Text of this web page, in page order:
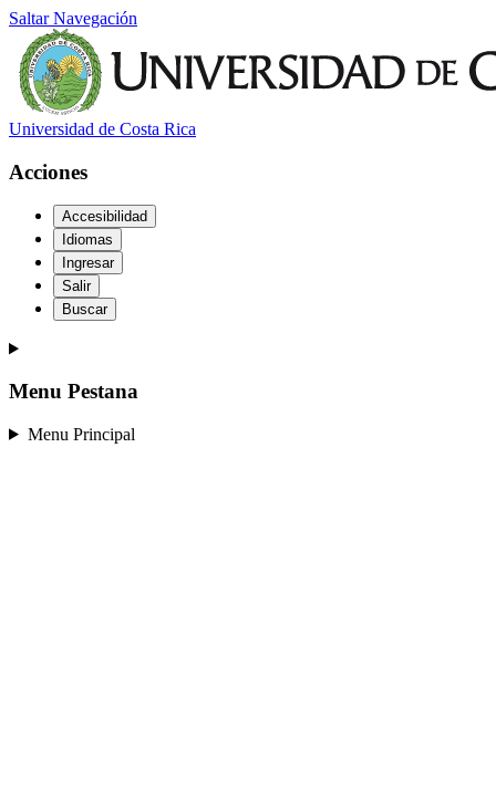
Saltar Navegación
Universidad de Costa Rica
Acciones
Accesibilidad
Idiomas
Ingresar
Salir
Buscar
Menu Pestana
Menu Principal